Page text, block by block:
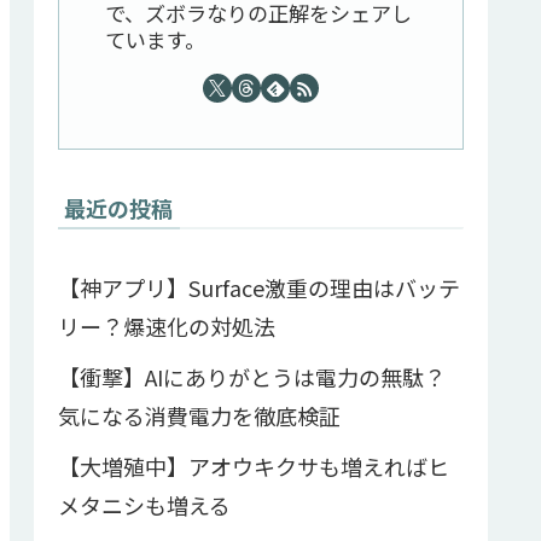
で、ズボラなりの正解をシェアし
ています。
最近の投稿
【神アプリ】Surface激重の理由はバッテ
リー？爆速化の対処法
【衝撃】AIにありがとうは電力の無駄？
気になる消費電力を徹底検証
【大増殖中】アオウキクサも増えればヒ
メタニシも増える